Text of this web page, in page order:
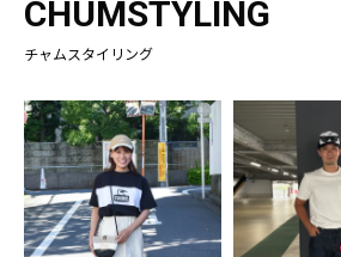
CHUMSTYLING
チャムスタイリング